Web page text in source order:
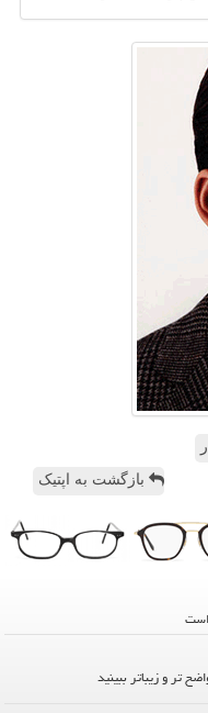
بازگشت به اپتیک
تر و زیباتر ببینید